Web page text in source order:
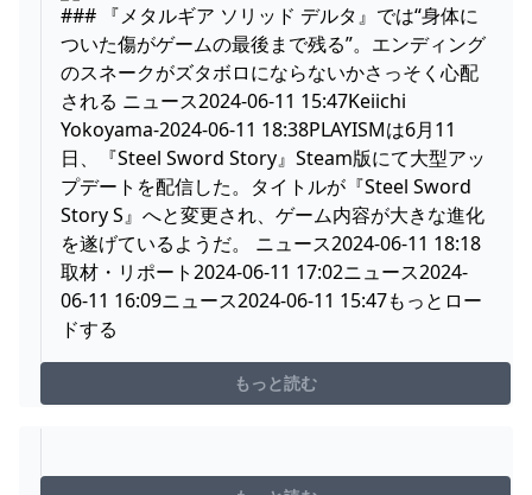
### 『メタルギア ソリッド デルタ』では“身体に
ついた傷がゲームの最後まで残る”。エンディング
のスネークがズタボロにならないかさっそく心配
される ニュース2024-06-11 15:47Keiichi
Yokoyama-2024-06-11 18:38PLAYISMは6月11
日、『Steel Sword Story』Steam版にて大型アッ
プデートを配信した。タイトルが『Steel Sword
Story S』へと変更され、ゲーム内容が大きな進化
を遂げているようだ。 ニュース2024-06-11 18:18
取材・リポート2024-06-11 17:02ニュース2024-
06-11 16:09ニュース2024-06-11 15:47もっとロー
ドする
もっと読む